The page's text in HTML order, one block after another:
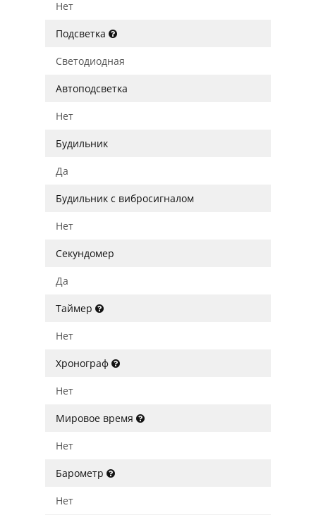
Нет
Подсветка
Светодиодная
Автоподсветка
Нет
Будильник
Да
Будильник с вибросигналом
Нет
Секундомер
Да
Таймер
Нет
Хронограф
Нет
Мировое время
Нет
Барометр
Нет